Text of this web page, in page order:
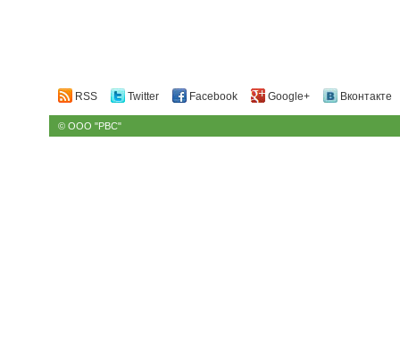
RSS Twitter Facebook Google+ Вконтакте
© ООО "РВС"